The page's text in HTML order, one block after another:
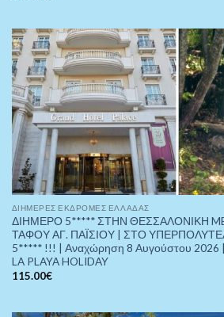
ΔΙΉΜΕΡΕΣ ΕΚΔΡΟΜΈΣ ΕΛΛΆΔΑΣ
ΔΙΗΜΕΡΟ 5***** ΣΤΗΝ ΘΕΣΣΑΛΟΝΙΚΗ
ΤΑΦΟΥ ΑΓ. ΠΑΪΣΙΟΥ | ΣΤΟ
5***** !!! | Αναχώρηση 8 Αυγούστου
LA PLAYA HOLIDAY
115.00€